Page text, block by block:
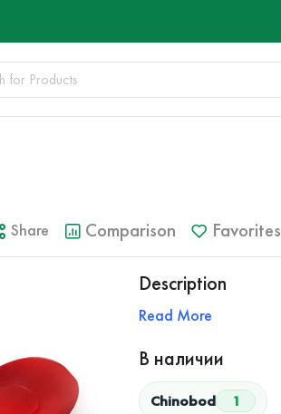
Share Comparison Favorites
Description
Read More
В наличии
Chinobod 1